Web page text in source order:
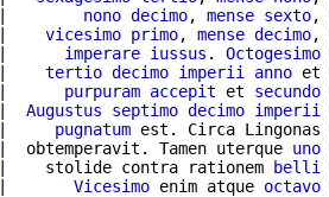
| nono decimo, mense sexto,
| vicesimo primo, mense decimo,
| imperare iussus . Octogesimo
| tertio decimo imperii anno et
| purpuram accepit et secundo
| Augustus septimo decimo imperii
| pugnatum est. Circa Lingonas
|  obtemperavit. Tamen uterque uno
|    stolide contra rationem belli
| Vicesimo enim atque octavo